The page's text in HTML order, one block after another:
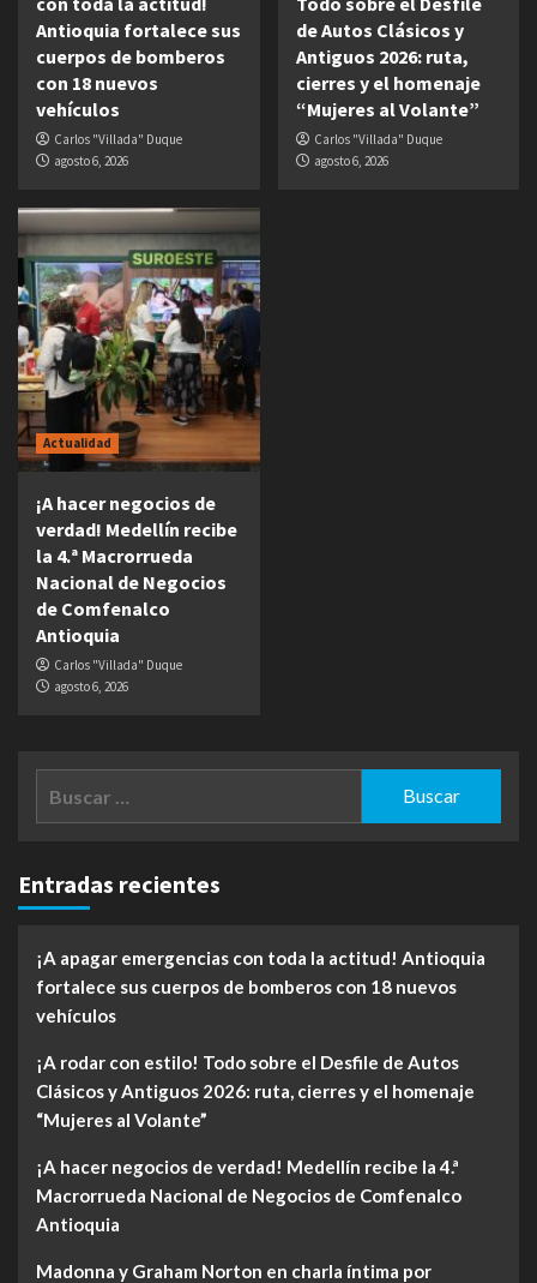
Antioquia fortalece sus
cuerpos de bomberos
con 18 nuevos
vehículos
Carlos "Villada" Duque
agosto 6, 2026
de Autos Clásicos y
Antiguos 2026: ruta,
cierres y el homenaje
“Mujeres al Volante”
Carlos "Villada" Duque
agosto 6, 2026
Actualidad
¡A hacer negocios de
verdad! Medellín recibe
la 4.ª Macrorrueda
Nacional de Negocios
de Comfenalco
Antioquia
Carlos "Villada" Duque
agosto 6, 2026
Entradas recientes
¡A apagar emergencias con toda la actitud! Antioquia
fortalece sus cuerpos de bomberos con 18 nuevos
vehículos
¡A rodar con estilo! Todo sobre el Desfile de Autos
Clásicos y Antiguos 2026: ruta, cierres y el homenaje
“Mujeres al Volante”
¡A hacer negocios de verdad! Medellín recibe la 4.ª
Macrorrueda Nacional de Negocios de Comfenalco
Antioquia
Madonna y Graham Norton en charla íntima por